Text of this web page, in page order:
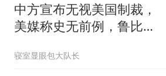
中方宣布无视美国制裁，
美媒称史无前例，鲁比
寝室显眼包大队长